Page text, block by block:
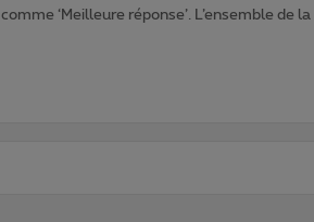
‘Meilleure réponse’. L’ensemble de la